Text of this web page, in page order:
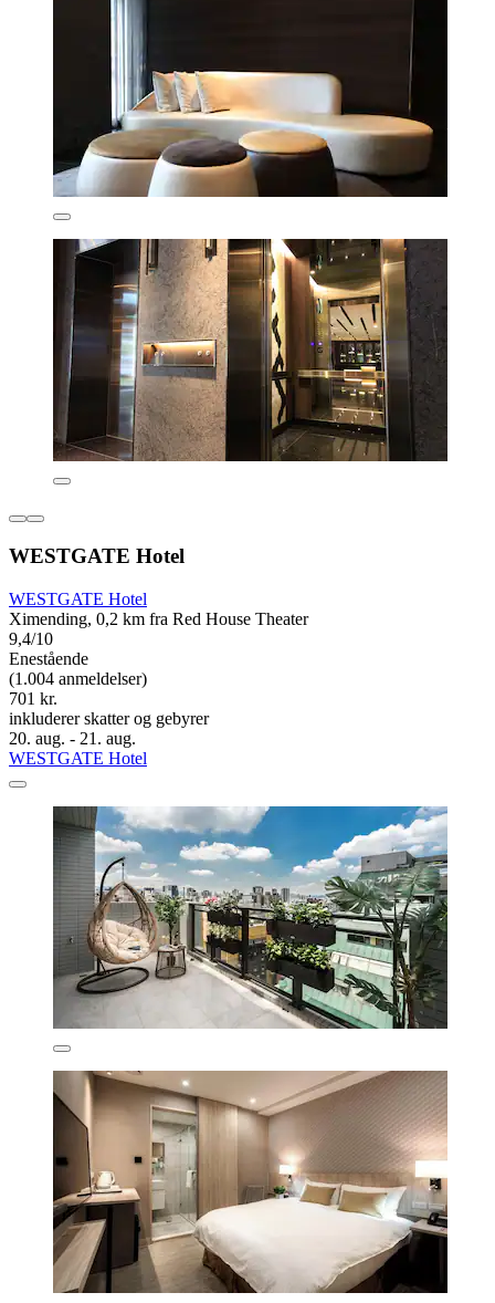
WESTGATE Hotel
WESTGATE Hotel
Ximending, 0,2 km fra Red House Theater
9,4/10
Enestående
(1.004 anmeldelser)
701 kr.
inkluderer skatter og gebyrer
20. aug. - 21. aug.
WESTGATE Hotel